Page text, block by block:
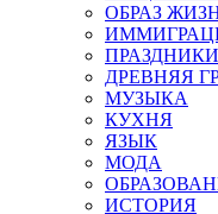
ОБРАЗ
ПРАЗДНИКИ
ДРЕВНЯЯ
МУЗЫКА
КУХНЯ
ЯЗЫК
МОДА
ИСТОРИЯ